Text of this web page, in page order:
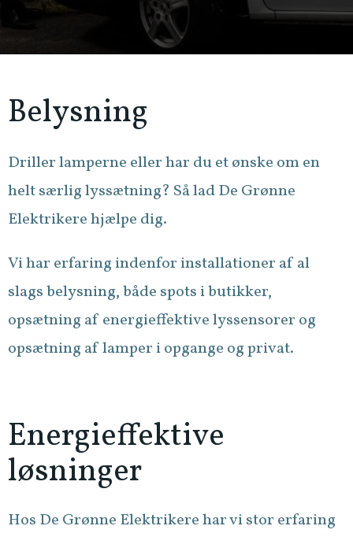
Belysning
Driller lamperne eller har du et ønske om en
helt særlig lyssætning? Så lad De Grønne
Elektrikere hjælpe dig.
Vi har erfaring indenfor installationer af al
slags belysning, både spots i butikker,
opsætning af energieffektive lyssensorer og
opsætning af lamper i opgange og privat.
Energieffektive
løsninger
Hos De Grønne Elektrikere har vi stor erfaring